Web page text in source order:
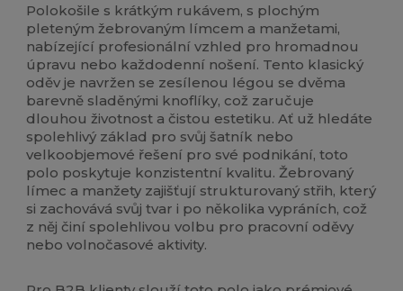
Polokošile s krátkým rukávem, s plochým
pleteným žebrovaným límcem a manžetami,
nabízející profesionální vzhled pro hromadnou
úpravu nebo každodenní nošení. Tento klasický
oděv je navržen se zesílenou légou se dvěma
barevně sladěnými knoflíky, což zaručuje
dlouhou životnost a čistou estetiku. Ať už hledáte
spolehlivý základ pro svůj šatník nebo
velkoobjemové řešení pro své podnikání, toto
polo poskytuje konzistentní kvalitu. Žebrovaný
límec a manžety zajišťují strukturovaný střih, který
si zachovává svůj tvar i po několika vypráních, což
z něj činí spolehlivou volbu pro pracovní oděvy
nebo volnočasové aktivity.